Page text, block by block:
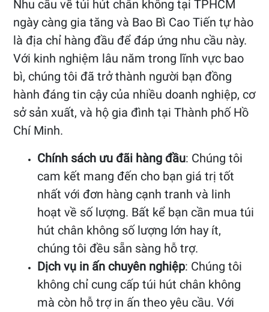
Nhu cầu về túi hút chân không tại TPHCM
ngày càng gia tăng và Bao Bì Cao Tiến tự hào
là địa chỉ hàng đầu để đáp ứng nhu cầu này.
Với kinh nghiệm lâu năm trong lĩnh vực bao
bì, chúng tôi đã trở thành người bạn đồng
hành đáng tin cậy của nhiều doanh nghiệp, cơ
sở sản xuất, và hộ gia đình tại Thành phố Hồ
Chí Minh.
Chính sách ưu đãi hàng đầu: Chúng tôi
cam kết mang đến cho bạn giá trị tốt
nhất với đơn hàng cạnh tranh và linh
hoạt về số lượng. Bất kể bạn cần mua túi
hút chân không số lượng lớn hay ít,
chúng tôi đều sẵn sàng hỗ trợ.
Dịch vụ in ấn chuyên nghiệp: Chúng tôi
không chỉ cung cấp túi hút chân không
mà còn hỗ trợ in ấn theo yêu cầu. Với